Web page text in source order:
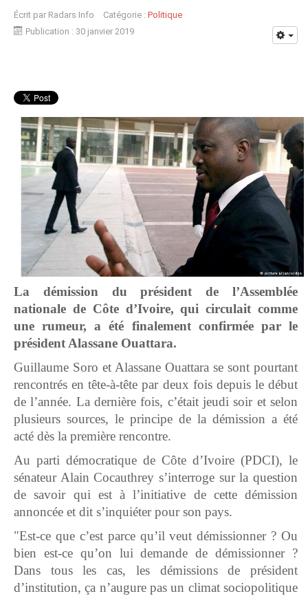
Écrit par Radars Info Catégorie : Politique
Publication : 30 janvier 2019
La démission du président de l’Assemblée
nationale de Côte d’Ivoire, qui circulait comme
une rumeur, a été finalement confirmée par le
président Alassane Ouattara.
Guillaume Soro et Alassane Ouattara se sont pourtant
rencontrés en tête-à-tête par deux fois depuis le début
de l’année. La dernière fois, c’était jeudi soir et selon
plusieurs sources, le principe de la démission a été
acté dès la première rencontre.
Au parti démocratique de Côte d’Ivoire (PDCI), le
sénateur Alain Cocauthrey s’interroge sur la question
de savoir qui est à l’initiative de cette démission
annoncée et dit s’inquiéter pour son pays.
"Est-ce que c’est parce qu’il veut démissionner ? Ou
bien est-ce qu’on lui demande de démissionner ?
Dans tous les cas, les démissions de président
d’institution, ça n’augure pas un climat sociopolitique